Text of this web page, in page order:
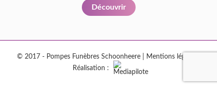
Découvrir
© 2017 - Pompes Funèbres Schoonheere | Mentions légales
Réalisation :